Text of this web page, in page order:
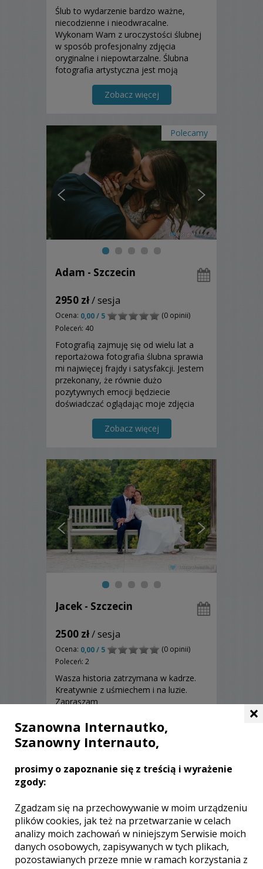
Ślub to wydarzenie bardzo ważne,
niecodzienne i nieodwracalne.
Wykonam Wam z uroczystości ślubnej
w sposób profesjonalny zdjęcia
oryginalne i niepowtarzalne. Ślubna
fotografia artystyczna jest moją
albumach ślubnych, to będzie najlepsza
pamiątka na długie lata.
Zobacz więcej
Polecamy
Adam - Szczecin
2950 zł/ sesja
Ocena: 0,00 / 5
(0 opinii)
Poleceń: 40
Fotografią zajmuję się od wielu lat a
reportażowa fotografia ślubna sprawia
mi najwięcej frajdy i satysfakcji. Jestem
przekonany, że równie dużo
pozytywnych emocji będziecie
doświadczać oglądając moje zdjęcia
Wasz dzień ślubu.Zobacz więcej
Jacek - Szczecin
2500 zł/ sesja
Ocena: 0,00 / 5
(0 opinii)
Poleceń: 2
Wasza historia zatrzymana w kadrze.
Kreatywnie z uśmiechem i na luzie.
Zapraszam
×
Szanowna Internautko,
Szanowny Internauto,
prosimy o zapoznanie się z treścią i wyrażenie
zgody:
Zgadzam się na przechowywanie w moim urządzeniu
plików cookies, jak też na przetwarzanie w celach
analizy moich zachowań w niniejszym Serwisie moich
danych osobowych, zapisywanych w tych plikach,
pozostawianych przeze mnie w ramach korzystania z